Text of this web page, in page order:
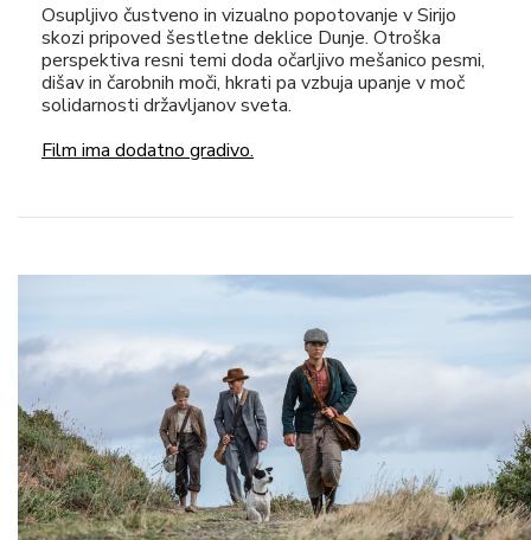
Osupljivo čustveno in vizualno popotovanje v Sirijo
skozi pripoved šestletne deklice Dunje. Otroška
perspektiva resni temi doda očarljivo mešanico pesmi,
dišav in čarobnih moči, hkrati pa vzbuja upanje v moč
solidarnosti državljanov sveta.
Film ima dodatno gradivo.